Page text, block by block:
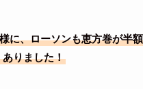
に、ローソンも恵方巻が半
りました！